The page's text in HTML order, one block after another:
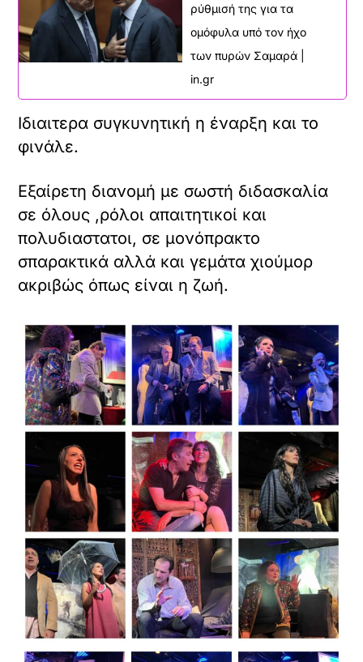
ρύθμισή της για τα
ομόφυλα υπό τον ήχο
των πυρών Σαμαρά |
in.gr
Ιδιαιτερα συγκυνητική η έναρξη και το
φινάλε.
Εξαίρετη διανομή με σωστή διδασκαλία
σε όλους ,ρόλοι απαιτητικοί και
πολυδιαστατοι, σε μονόπρακτο
σπαρακτικά αλλά και γεμάτα χιούμορ
ακριβώς όπως είναι η ζωή.